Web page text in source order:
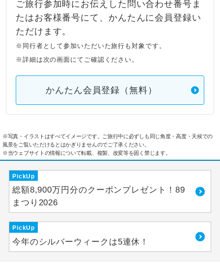
ご旅行参加時にお伝えした問い合わせ番号ま
たはお客様番号にて、かんたんに会員登録い
ただけます。
※同行者として参加いただいた旅行も対象です。
※詳細は次の画面にてご確認ください。
かんたん会員登録（無料）
※写真・イラストはすべてイメージです。ご旅行中に必ずしも同じ角度・高度・天候での
風景をご覧いただけるとはかぎりませんのでご了承ください。
※当ウェブサイトの情報について転載、複製、改変等を固く禁じます。
PickUp
総額8,900万円分のクーポンプレゼント！89
まつり2026
PickUp
今年のシルバーウィークは5連休！